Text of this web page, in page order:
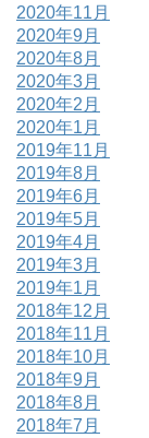
2020年11月
2020年9月
2020年8月
2020年3月
2020年2月
2020年1月
2019年11月
2019年8月
2019年6月
2019年5月
2019年4月
2019年3月
2019年1月
2018年12月
2018年11月
2018年10月
2018年9月
2018年8月
2018年7月